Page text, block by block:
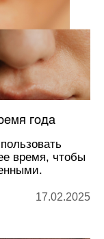
года
время, чтобы
17.02.2025